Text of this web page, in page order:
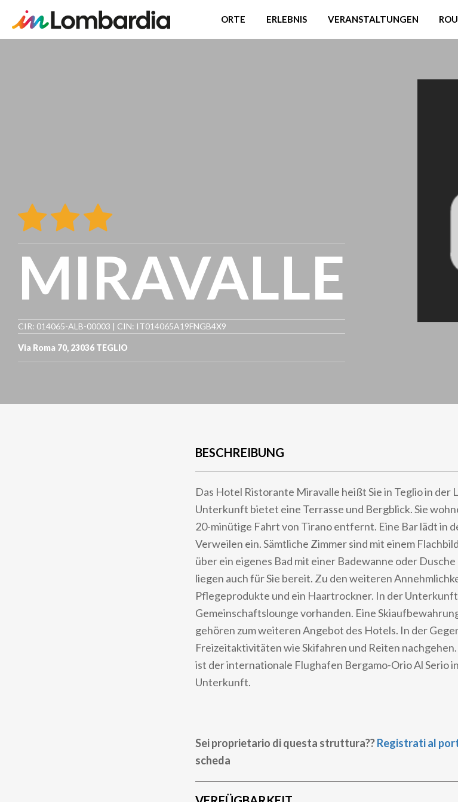
ORTE ERLEBNIS VERANSTALTUNGEN
MIRAVALLE
CIR: 014065-ALB-00003 | CIN: IT014065A19FNGB4X9
Via Roma 70, 23036 TEGLIO
BESCHREIBUNG
Das Hotel Ristorante Miravalle heißt Sie in Teglio in der
Unterkunft bietet eine Terrasse und Bergblick. Sie
20-minütige Fahrt von Tirano entfernt. Eine Bar lädt in
Verweilen ein. Sämtliche Zimmer sind mit einem
über ein eigenes Bad mit einer Badewanne oder
liegen auch für Sie bereit. Zu den weiteren
Pflegeprodukte und ein Haartrockner. In der
Gemeinschaftslounge vorhanden. Eine
gehören zum weiteren Angebot des Hotels. In der
Freizeitaktivitäten wie Skifahren und Reiten
ist der internationale Flughafen Bergamo-Orio Al Serio
Unterkunft.
Sei proprietario di questa struttura??Registrati al
scheda